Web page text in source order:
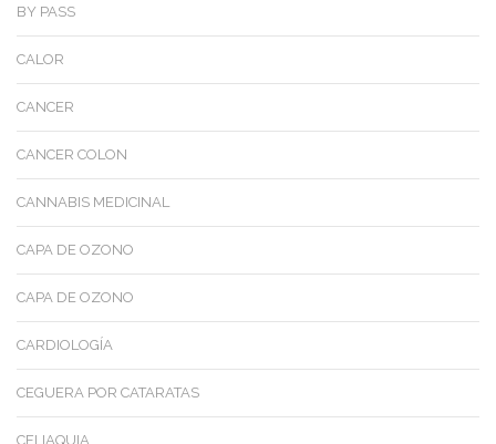
BY PASS
CALOR
CANCER
CANCER COLON
CANNABIS MEDICINAL
CAPA DE OZONO
CAPA DE OZONO
CARDIOLOGÍA
CEGUERA POR CATARATAS
CELIAQUIA